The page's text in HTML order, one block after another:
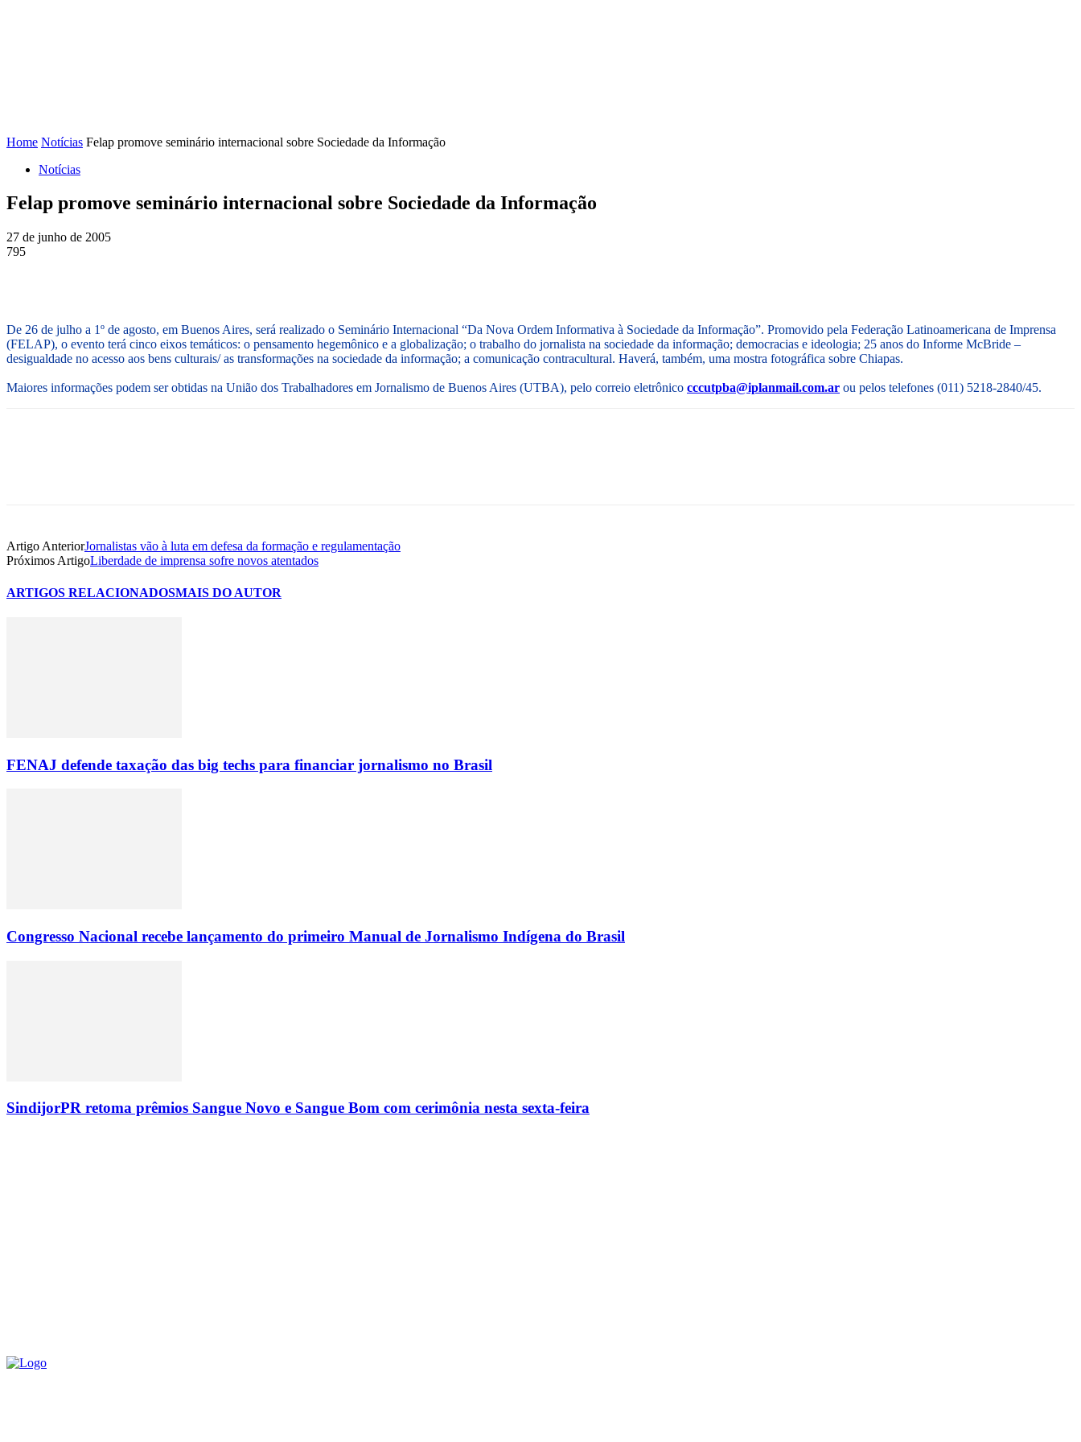
Home Notícias Felap promove seminário internacional sobre Sociedade da Informação
Notícias
Felap promove seminário internacional sobre Sociedade da Informação
27 de junho de 2005
795
De 26 de julho a 1º de agosto, em Buenos Aires, será realizado o Seminário Internacional “Da Nova Ordem Informativa à Sociedade da Informação”. Promovido pela Federação Latinoamericana de Imprensa
(FELAP), o evento terá cinco eixos temáticos: o pensamento hegemônico e a globalização; o trabalho do jornalista na sociedade da informação; democracias e ideologia; 25 anos do Informe McBride –
desigualdade no acesso aos bens culturais/ as transformações na sociedade da informação; a comunicação contracultural. Haverá, também, uma mostra fotográfica sobre Chiapas.
Maiores informações podem ser obtidas na União dos Trabalhadores em Jornalismo de Buenos Aires (UTBA), pelo correio eletrônico cccutpba@iplanmail.com.ar ou pelos telefones (011) 5218-2840/45.
Artigo AnteriorJornalistas vão à luta em defesa da formação e regulamentação
Próximos ArtigoLiberdade de imprensa sofre novos atentados
ARTIGOS RELACIONADOSMAIS DO AUTOR
FENAJ defende taxação das big techs para financiar jornalismo no Brasil
Congresso Nacional recebe lançamento do primeiro Manual de Jornalismo Indígena do Brasil
SindijorPR retoma prêmios Sangue Novo e Sangue Bom com cerimônia nesta sexta-feira